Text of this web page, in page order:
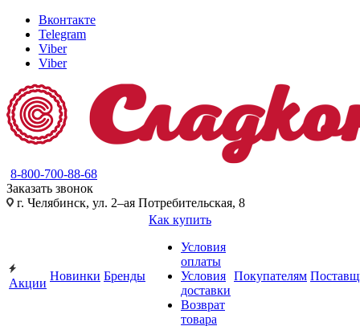
Вконтакте
Telegram
Viber
Viber
8-800-700-88-68
Заказать звонок
г. Челябинск, ул. 2–ая Потребительская, 8
Акции
Новинки Бренды
Как купить
Условия
оплаты
Условия
доставки
Возврат
товара
Покупателям